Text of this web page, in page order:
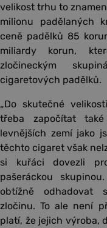
velikost trhu to
milionu padělaných
ceně padělků 85
miliardy korun,
zločineckým
cigaretových padělků.
„Do skutečné
třeba započítat
levnějších zemí jako
těchto cigaret však
si kuřáci dovezli
pašeráckou
obtížně odhadovat
zločinu. To ale není
platí, že jejich výroba,